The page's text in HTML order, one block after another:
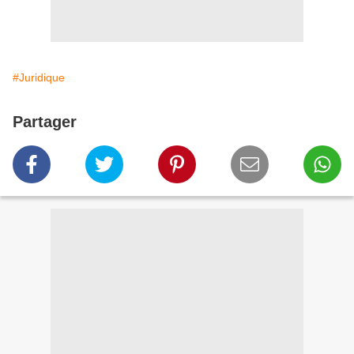
#Juridique
Partager